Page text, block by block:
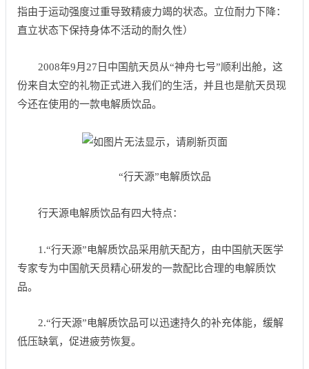
指由于运动强度过重导致精疲力竭的状态。立位耐力下降：
直立状态下保持身体不活动的耐久性）
2008年9月27日中国航天员从“神舟七号”顺利出舱，这
份来自太空的礼物正式进入我们的生活，并且也是航天员现
今还在使用的一款电解质饮品。
“行天源”电解质饮品
行天源电解质饮品有四大特点：
1.“行天源”电解质饮品采用航天配方，由中国航天医学
专家专为中国航天员精心研发的一款配比合理的电解质饮
品。
2.“行天源”电解质饮品可以迅速持久的补充体能，缓解
低压缺氧，促进疲劳恢复。